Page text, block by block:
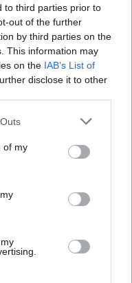
to third parties prior to
out of the further
by third parties on the
This information may
on the IAB’s List of
disclose it to other
one or more Google
You may click to
its third-party tags to
in below Google
of my
στα ελληνικά!
κάλυψη και μέσα
στο